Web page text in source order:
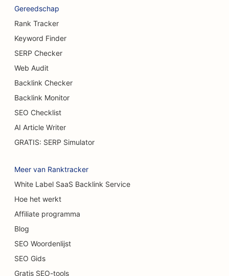
SEO voor borstvergrotingsdiensten
SEO voor buffetrestaurants
SEO voor brandwondenchirurgen
SEO voor cafés
SEO voor casual restaurants
SEO voor wasstraten
SEO voor autodealers
SEO voor schoonmaakdiensten
SEO voor chiropractors
SEO voor kattencafés
Gereedschap
Rank Tracker
Keyword Finder
SERP Checker
Web Audit
Backlink Checker
Backlink Monitor
SEO Checklist
AI Article Writer
GRATIS: SERP Simulator
Meer van Ranktracker
White Label SaaS Backlink Service
Hoe het werkt
Affiliate programma
Blog
SEO Woordenlijst
SEO Gids
Gratis SEO-tools